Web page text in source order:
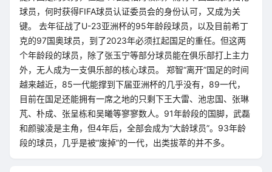
球员，何时获得FIFA球员认证委员会的身份认可，又成为关
键。 去年征战了U-23亚洲杯的95年龄段球员，以及目前希丁
克的97国奥球员，到了2023年必须扛起国足的重任。但这两
个年龄段的球员，除了张玉宁等部分球员能在俱乐部打上主力
外，无人成为一支俱乐部的核心球员。 郑智“离开”国足的时间
越来越近，85一代能撑到下届亚洲杯的几乎没有，89一代，
目前在国足还能拥有一席之地的只剩下王大雷、池忠国、张琳
芃、朴成、张呈栋和吴曦等寥寥数人。91年龄段的国脚，武磊
和颜骏凌是主角，但4年后，全部会成为“大龄球员”。93年龄
段的球员，几乎是被“废掉”的一代，出类拔萃的并不多。